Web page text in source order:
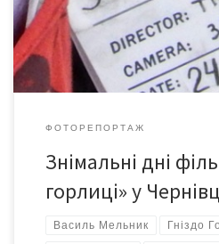
ФОТОРЕПОРТАЖ
Знімальні дні
горлиці» у
Василь Мельник Гніздо